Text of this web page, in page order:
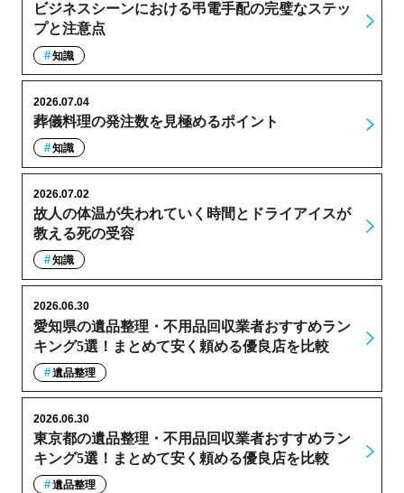
ビジネスシーンにおける弔電手配の完璧なステッ
プと注意点
知識
葬儀料理の発注数を見極めるポイント
2026.07.04
知識
故人の体温が失われていく時間とドライアイスが
教える死の受容
2026.07.02
知識
愛知県の遺品整理・不用品回収業者おすすめラン
キング5選！まとめて安く頼める優良店を比較
2026.06.30
遺品整理
東京都の遺品整理・不用品回収業者おすすめラン
キング5選！まとめて安く頼める優良店を比較
2026.06.30
遺品整理